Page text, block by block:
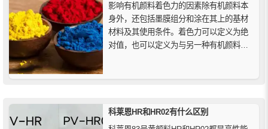
影响有机颜料着色力的因素除有机颜料本
身外，还包括墨膜组分和涂在其上的基材
材料及其使用条件。着色力可以定义为绝
对值，也可以定义为与另一种有机颜料相
科莱恩HR和HR02有什么区别